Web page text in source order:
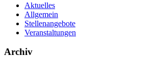
Aktuelles
Allgemein
Stellenangebote
Veranstaltungen
Archiv